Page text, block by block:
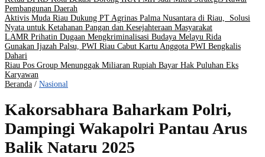
Pembangunan Daerah
Aktivis Muda Riau Dukung PT Agrinas Palma Nusantara di Riau, Solusi
Nyata untuk Ketahanan Pangan dan Kesejahteraan Masyarakat
LAMR Prihatin Dugaan Mengkriminalisasi Budaya Melayu Rida
Gunakan Ijazah Palsu, PWI Riau Cabut Kartu Anggota PWI Bengkalis
Dahari
Riau Pos Group Menunggak Miliaran Rupiah Bayar Hak Puluhan Eks
Karyawan
Beranda / Nasional
Kakorsabhara Baharkam Polri,
Dampingi Wakapolri Pantau Arus
Balik Nataru 2025